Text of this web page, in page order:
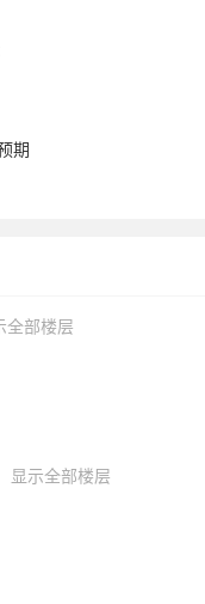
05
期
全部楼层
显示全部楼层